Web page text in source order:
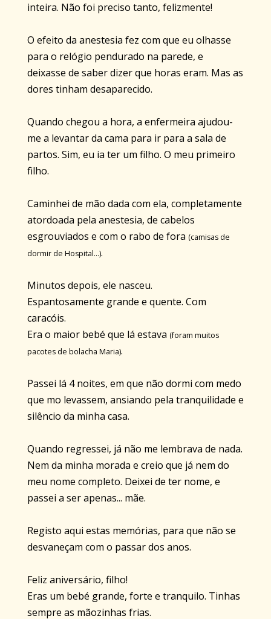
inteira. Não foi preciso tanto, felizmente!
O efeito da anestesia fez com que eu olhasse
para o relógio pendurado na parede, e
deixasse de saber dizer que horas eram. Mas as
dores tinham desaparecido.
Quando chegou a hora, a enfermeira ajudou-
me a levantar da cama para ir para a sala de
partos. Sim, eu ia ter um filho. O meu primeiro
filho.
Caminhei de mão dada com ela, completamente
atordoada pela anestesia, de cabelos
esgrouviados e com o rabo de fora (camisas de
dormir de Hospital...).
Minutos depois, ele nasceu.
Espantosamente grande e quente. Com
caracóis.
Era o maior bebé que lá estava (foram muitos
pacotes de bolacha Maria).
Passei lá 4 noites, em que não dormi com medo
que mo levassem, ansiando pela tranquilidade e
silêncio da minha casa.
Quando regressei, já não me lembrava de nada.
Nem da minha morada e creio que já nem do
meu nome completo. Deixei de ter nome, e
passei a ser apenas... mãe.
Registo aqui estas memórias, para que não se
desvaneçam com o passar dos anos.
Feliz aniversário, filho!
Eras um bebé grande, forte e tranquilo. Tinhas
sempre as mãozinhas frias.